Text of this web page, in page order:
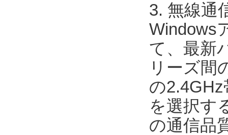
3. 無線通
Windows
て、最新
リーズ間
の
を選択す
の通信品